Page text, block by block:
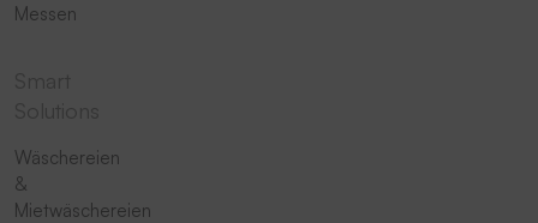
Messen
Wäschereien
&
Mietwäschereien